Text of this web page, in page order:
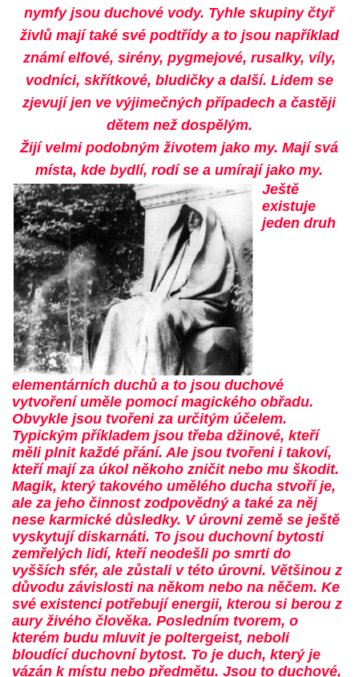
nymfy jsou duchové vody. Tyhle skupiny čtyř
živlů mají také své podtřídy a to jsou například
známí elfové, sirény, pygmejové, rusalky, víly,
vodníci, skřítkové, bludičky a další. Lidem se
zjevují jen ve výjimečných případech a častěji
dětem než dospělým.
Žijí velmi podobným životem jako my. Mají svá
místa, kde bydlí, rodí se a umírají jako my.
Ještě
existuje
jeden druh
elementárních duchů a to jsou duchové
vytvoření uměle pomocí magického obřadu.
Obvykle jsou tvořeni za určitým účelem.
Typickým příkladem jsou třeba džinové, kteří
měli plnit každé přání. Ale jsou tvořeni i takoví,
kteří mají za úkol někoho zničit nebo mu škodit.
Magik, který takového umělého ducha stvoří je,
ale za jeho činnost zodpovědný a také za něj
nese karmické důsledky. V úrovni země se ještě
vyskytují diskarnáti. To jsou duchovní bytosti
zemřelých lidí, kteří neodešli po smrti do
vyšších sfér, ale zůstali v této úrovni. Většinou z
důvodu závislosti na někom nebo na něčem. Ke
své existenci potřebují energii, kterou si berou z
aury živého člověka. Posledním tvorem, o
kterém budu mluvit je poltergeist, neboli
bloudící duchovní bytost. To je duch, který je
vázán k místu nebo předmětu. Jsou to duchové,